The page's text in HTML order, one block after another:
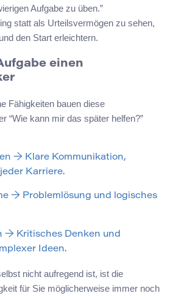
Aufgabe zu üben.”
statt als Urteilsvermögen zu sehen,
den Start erleichtern.
einen
Fähigkeiten bauen diese
“Wie kann mir das später helfen?”
→ Klare Kommunikation,
Karriere.
→ Problemlösung und logisches
→ Kritisches Denken und
Ideen.
nicht aufregend ist, ist die
für Sie möglicherweise immer noch